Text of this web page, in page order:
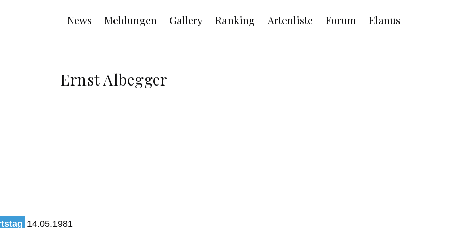
Main
navigation
News Meldungen Gallery Ranking Artenliste Forum Elanus
Ernst Albegger
14.05.1981